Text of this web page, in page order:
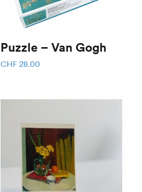
Puzzle – Van Gogh
CHF 28.00